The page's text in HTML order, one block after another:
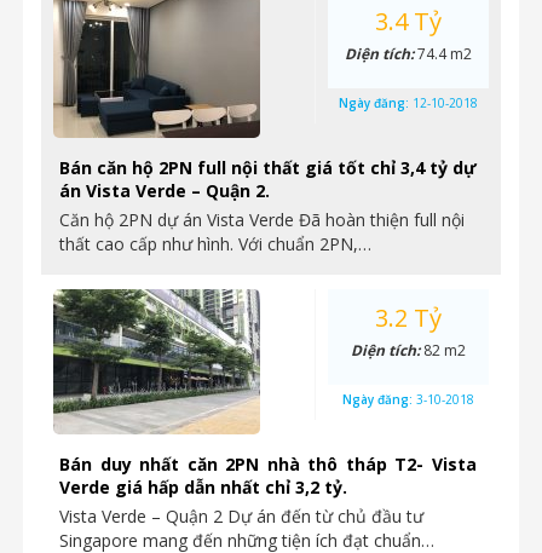
Bán căn hộ 2PN full nội thất giá tốt chỉ 3,4 tỷ dự
án Vista Verde – Quận 2.
Căn hộ 2PN dự án Vista Verde Đã hoàn thiện full nội
thất cao cấp như hình. Với chuẩn 2PN,…
3.4 Tỷ
Diện tích:74.4 m2
Ngày đăng: 12-10-2018
Bán duy nhất căn 2PN nhà thô tháp T2- Vista
Verde giá hấp dẫn nhất chỉ 3,2 tỷ.
Vista Verde – Quận 2 Dự án đến từ chủ đầu tư
Singapore mang đến những tiện ích đạt chuẩn…
3.2 Tỷ
Diện tích:82 m2
Ngày đăng: 3-10-2018